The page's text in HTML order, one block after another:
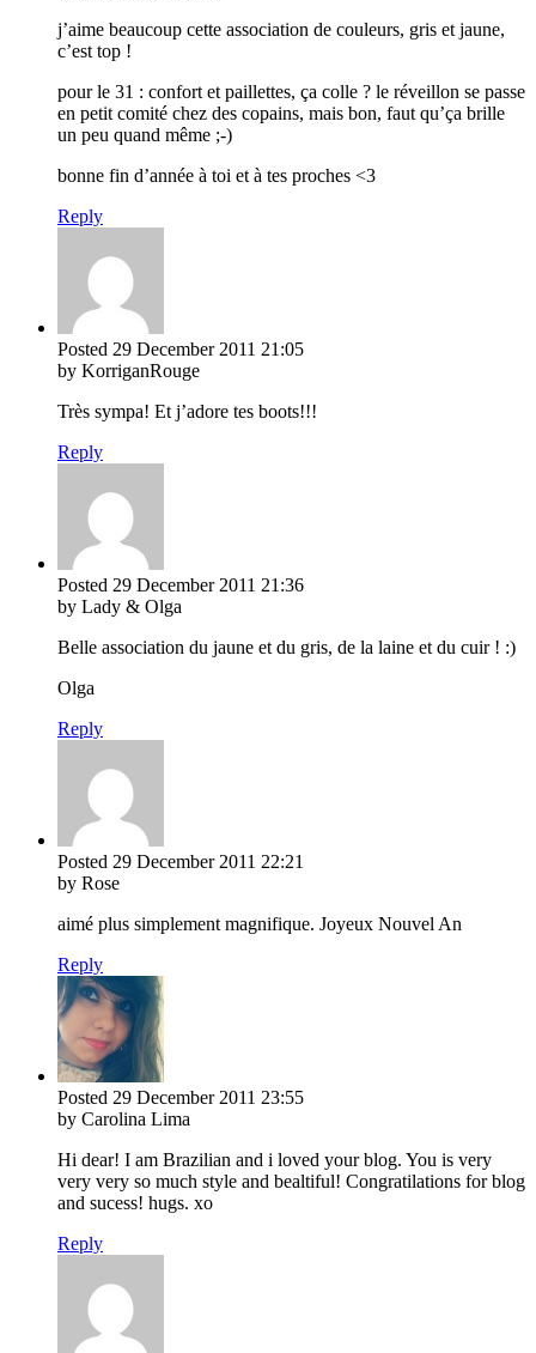
j’aime beaucoup cette association de couleurs, gris et jaune,
c’est top !
pour le 31 : confort et paillettes, ça colle ? le réveillon se passe
en petit comité chez des copains, mais bon, faut qu’ça brille
un peu quand même ;-)
bonne fin d’année à toi et à tes proches <3
Reply
Posted 29 December 2011 21:05
by KorriganRouge
Très sympa! Et j’adore tes boots!!!
Reply
Posted 29 December 2011 21:36
by Lady & Olga
Belle association du jaune et du gris, de la laine et du cuir ! :)
Olga
Reply
Posted 29 December 2011 22:21
by Rose
aimé plus simplement magnifique. Joyeux Nouvel An
Reply
Posted 29 December 2011 23:55
by Carolina Lima
Hi dear! I am Brazilian and i loved your blog. You is very
very very so much style and bealtiful! Congratilations for blog
and sucess! hugs. xo
Reply